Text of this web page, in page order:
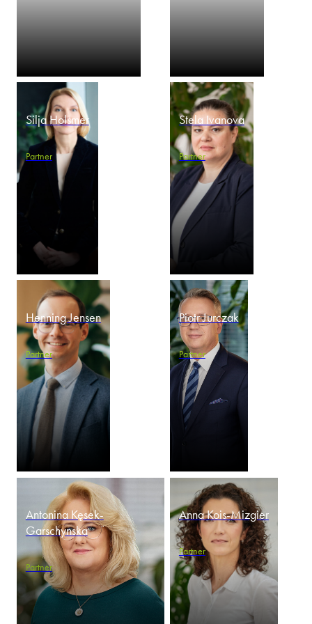
Silja Holsmer
Partner
Stela Ivanova
Partner
Henning Jensen
Partner
Piotr Jurczak
Partner
Antonina Kęsek-
Garschynska
Partner
Anna Kois-Mizgier
Partner